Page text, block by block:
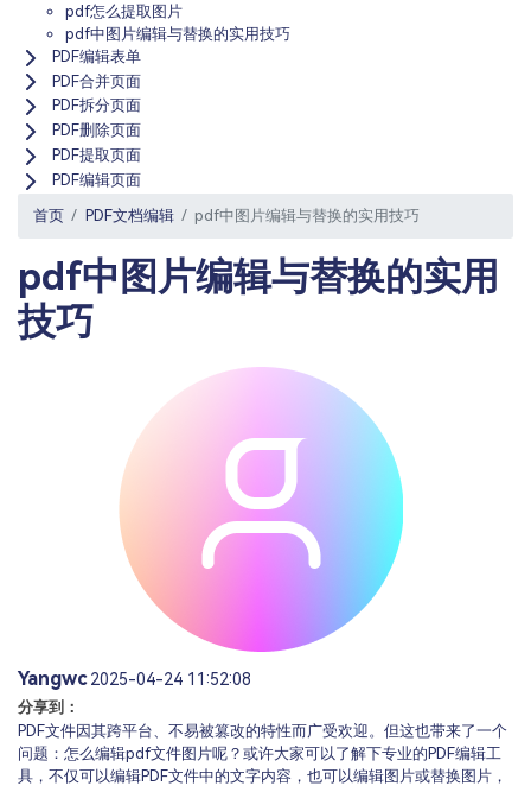
客服热线：4000-300624
万兴PDF iOS版
PDF开发工具
万兴PDF SDK
申请试用
PDF加密
PDF文件压缩
PDF签名
PDF批量工具
PDF表格
PDF页面调整
经销商招募
常见问题
产品信息
更新日志
下载中心
产品资讯
01.热门软件
02.转换PDF
pdf怎么提取图片
pdf中图片编辑与替换的实用技巧
PDF编辑表单
PDF合并页面
PDF拆分页面
PDF删除页面
PDF提取页面
PDF编辑页面
首页 PDF文档编辑 pdf中图片编辑与替换的实用技巧
pdf中图片编辑与替换的实用
技巧
Yangwc 2025-04-24 11:52:08
分享到：
PDF文件因其跨平台、不易被篡改的特性而广受欢迎。但这也带来了一个
问题：怎么编辑pdf文件图片呢？或许大家可以了解下专业的PDF编辑工
具，不仅可以编辑PDF文件中的文字内容，也可以编辑图片或替换图片，